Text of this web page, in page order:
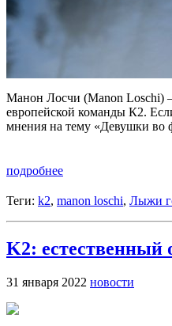
Манон Лосчи (Manon Loschi)
европейской команды К2.
мнения на тему «Девушки во
подробнее
Теги: k2, manon loschi, Лыжи
K2: естественный
31 января 2022 новости